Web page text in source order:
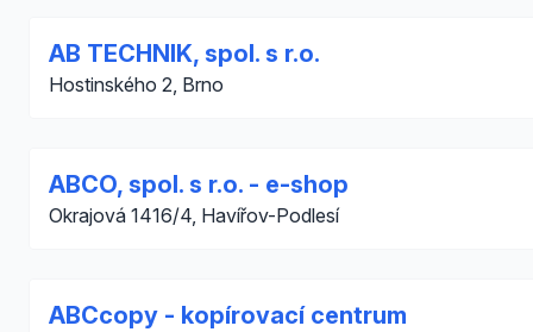
AB TECHNIK, spol. s r.o.
Hostinského 2, Brno
ABCO, spol. s r.o. - e-shop
Okrajová 1416/4, Havířov-Podlesí
ABCcopy - kopírovací centrum